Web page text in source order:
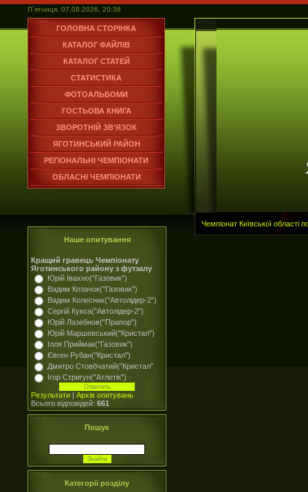
П`ятниця, 07.08.2026, 20:36
ГОЛОВНА СТОРІНКА
КАТАЛОГ ФАЙЛІВ
КАТАЛОГ СТАТЕЙ
СТАТИСТИКА
ФОТОАЛЬБОМИ
ГОСТЬОВА КНИГА
ЗВОРОТНІЙ ЗВ'ЯЗОК
ЯГОТИНСЬКИЙ РАЙОН
РЕГІОНАЛЬНІ ЧЕМПІОНАТИ
ОБЛАСНІ ЧЕМПІОНАТИ
Наше опитування
Кращий гравець Чемпіонату
Яготинського району з футзалу
Юрій Івахно("Газовик")
Вадим Козачок("Газовик")
Вадим Колесник("Автолідер-2")
Сергій Кукса("Автолідер-2")
Юрій Лазебнов("Прапор")
Юрій Маршевський("Кристал")
Ілля Приймак("Газовик")
Євген Рубан("Кристал")
Дмитро Стовбчатий("Кристал"
Ігор Стригун("Атлетік")
Результати | Архів опитувань
Всього відповідей: 661
Пошук
Категорії розділу
Чемпіонат Київської області